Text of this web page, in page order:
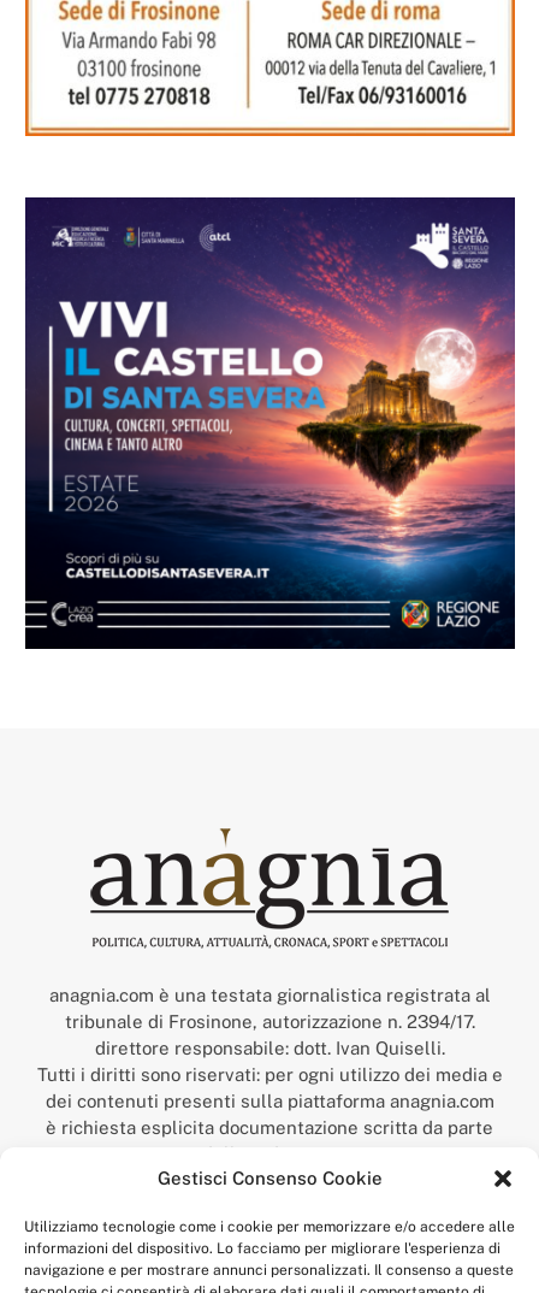
Gestisci Consenso Cookie
Utilizziamo tecnologie come i cookie per memorizzare e/o accedere alle
informazioni del dispositivo. Lo facciamo per migliorare l'esperienza di
navigazione e per mostrare annunci personalizzati. Il consenso a queste
anagnia.com è una testata giornalistica registrata al
tribunale di Frosinone, autorizzazione n. 2394/17.
direttore responsabile: dott. Ivan Quiselli.
Tutti i diritti sono riservati: per ogni utilizzo dei media e
dei contenuti presenti sulla piattaforma anagnia.com
è richiesta esplicita documentazione scritta da parte
della redazione.
“Anagnia” è un marchio registrato presso l’Ufficio Italiano
Economico,
num. registrazione: 302017000014044 del 9 febbraio 2017.
Per contatti:redazione@anagnia.com